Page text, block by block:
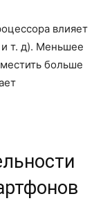
влияет
т. д). Меньшее
больше